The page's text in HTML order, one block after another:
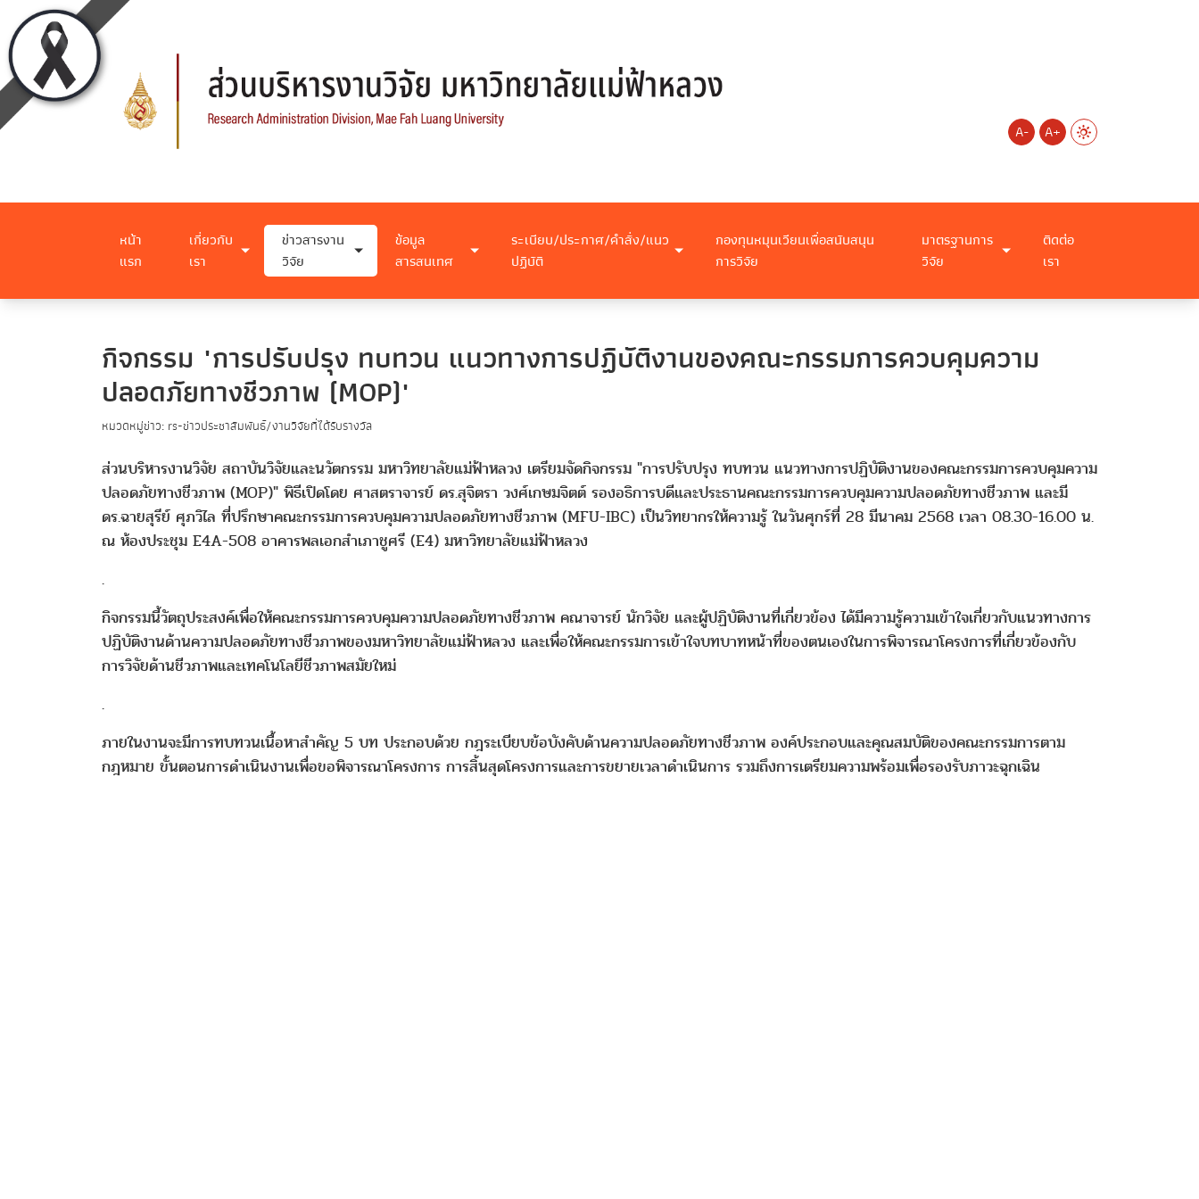
A- A+
หน้า
แรก
เกี่ยวกับ
เรา
ข่าวสารงาน
วิจัย
ข้อมูล
สารสนเทศ
ระเบียบ/ประกาศ/คำสั่ง/แนว
ปฏิบัติ
กองทุนหมุนเวียนเพื่อสนับสนุน
การวิจัย
มาตรฐานการ
วิจัย
ติดต่อ
เรา
กิจกรรม "การปรับปรุง ทบทวน แนวทางการปฏิบัติงานของคณะกรรมการควบคุมความ
ปลอดภัยทางชีวภาพ (MOP)"
หมวดหมู่ข่าว: rs-ข่าวประชาสัมพันธ์/งานวิจัยที่ได้รับรางวัล
ส่วนบริหารงานวิจัย สถาบันวิจัยและนวัตกรรม มหาวิทยาลัยแม่ฟ้าหลวง เตรียมจัดกิจกรรม "การปรับปรุง ทบทวน แนวทางการปฏิบัติงานของคณะกรรมการควบคุมความ
ปลอดภัยทางชีวภาพ (MOP)" พิธีเปิดโดย ศาสตราจารย์ ดร.สุจิตรา วงศ์เกษมจิตต์ รองอธิการบดีและประธานคณะกรรมการควบคุมความปลอดภัยทางชีวภาพ และมี
ดร.ฉายสุรีย์ ศุภวิไล ที่ปรึกษาคณะกรรมการควบคุมความปลอดภัยทางชีวภาพ (MFU-IBC) เป็นวิทยากรให้ความรู้ ในวันศุกร์ที่ 28 มีนาคม 2568 เวลา 08.30-16.00 น.
ณ ห้องประชุม E4A-508 อาคารพลเอกสำเภาชูศรี (E4) มหาวิทยาลัยแม่ฟ้าหลวง
.
กิจกรรมนี้วัตถุประสงค์เพื่อให้คณะกรรมการควบคุมความปลอดภัยทางชีวภาพ คณาจารย์ นักวิจัย และผู้ปฏิบัติงานที่เกี่ยวข้อง ได้มีความรู้ความเข้าใจเกี่ยวกับแนวทางการ
ปฏิบัติงานด้านความปลอดภัยทางชีวภาพของมหาวิทยาลัยแม่ฟ้าหลวง และเพื่อให้คณะกรรมการเข้าใจบทบาทหน้าที่ของตนเองในการพิจารณาโครงการที่เกี่ยวข้องกับ
การวิจัยด้านชีวภาพและเทคโนโลยีชีวภาพสมัยใหม่
.
ภายในงานจะมีการทบทวนเนื้อหาสำคัญ 5 บท ประกอบด้วย กฎระเบียบข้อบังคับด้านความปลอดภัยทางชีวภาพ องค์ประกอบและคุณสมบัติของคณะกรรมการตาม
กฎหมาย ขั้นตอนการดำเนินงานเพื่อขอพิจารณาโครงการ การสิ้นสุดโครงการและการขยายเวลาดำเนินการ รวมถึงการเตรียมความพร้อมเพื่อรองรับภาวะฉุกเฉิน